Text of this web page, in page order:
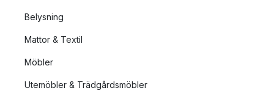
Belysning
Mattor & Textil
Möbler
Utemöbler & Trädgårdsmöbler